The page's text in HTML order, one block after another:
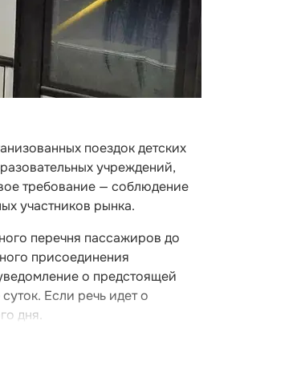
поездок детских
учреждений,
требование — соблюдение
участников рынка.
перечня пассажиров до
присоединения
о предстоящей
Если речь идет о
дня.